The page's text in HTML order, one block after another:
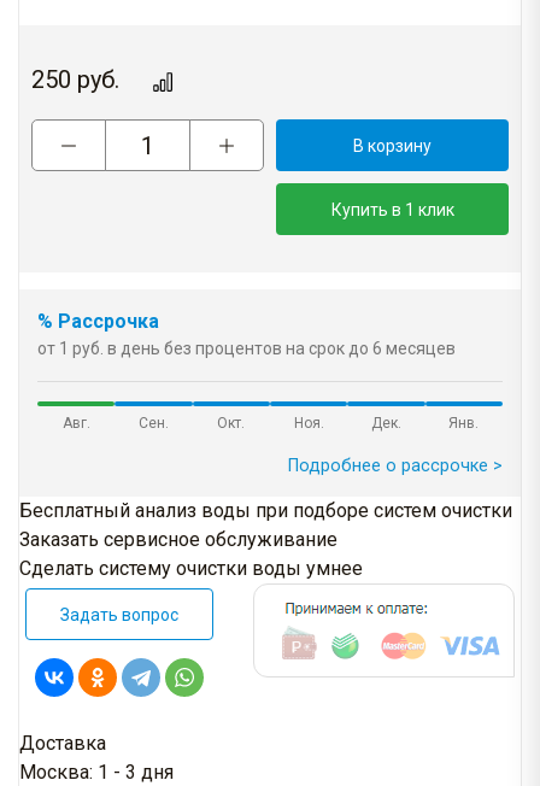
250 руб.
В корзину
Купить в 1 клик
% Рассрочка
от 1 руб. в день без процентов на срок до 6 месяцев
Авг. Сен. Окт. Ноя. Дек. Янв.
Подробнее о рассрочке >
Бесплатный анализ воды при подборе систем очистки
Заказать сервисное обслуживание
Сделать систему очистки воды умнее
Задать вопрос
Доставка
Москва: 1 - 3 дня